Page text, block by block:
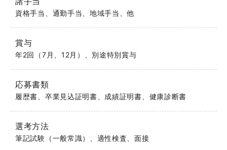
資格手当、通勤手当、地域手当、他
賞与
年2回（7月、12月）、別途特別賞与
応募書類
履歴書、卒業見込証明書、成績証明書、健康診断書
選考方法
筆記試験（一般常識）、適性検査、面接